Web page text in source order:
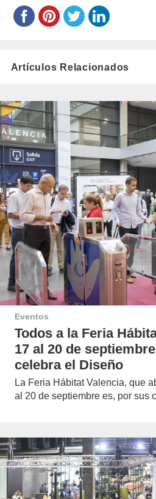
Artículos Relacionados
Eventos
Todos a la Feria
17 al 20 de
celebra el Diseño
La Feria Hábitat Valencia, que
al 20 de septiembre es, por